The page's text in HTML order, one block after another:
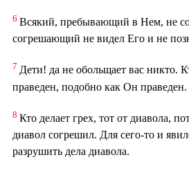
6 Всякий, пребывающий в Нем, не
согрешающий не видел Его и не
7 Дети! да не обольщает вас никто.
праведен, подобно как Он праведен.
8 Кто делает грех, тот от диавола,
диавол согрешил. Для сего-то и
разрушить дела диавола.